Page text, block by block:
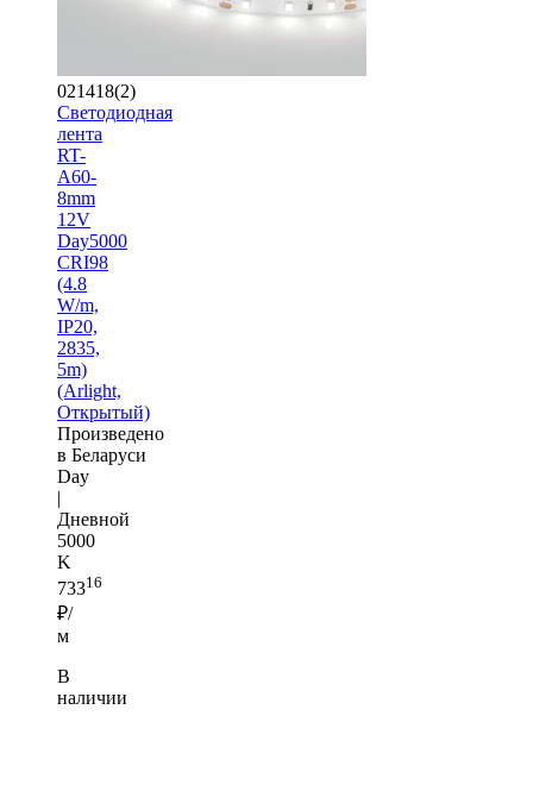
021418(2)
Светодиодная
лента
RT-
A60-
8mm
12V
Day5000
CRI98
(4.8
W/m,
IP20,
2835,
5m)
(Arlight,
Открытый)
Произведено
в Беларуси
Day
|
Дневной
5000
K
73316
₽/
м
В
наличии